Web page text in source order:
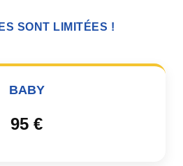
SONT LIMITÉES !
BABY
95 €